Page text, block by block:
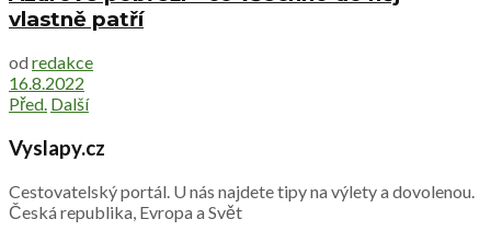
vlastně patří
od redakce
16.8.2022
Před. Další
Vyslapy.cz
Cestovatelský portál. U nás najdete tipy na výlety a dovolenou.
Česká republika, Evropa a Svět